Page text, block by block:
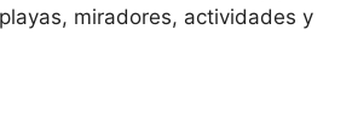
miradores, actividades y